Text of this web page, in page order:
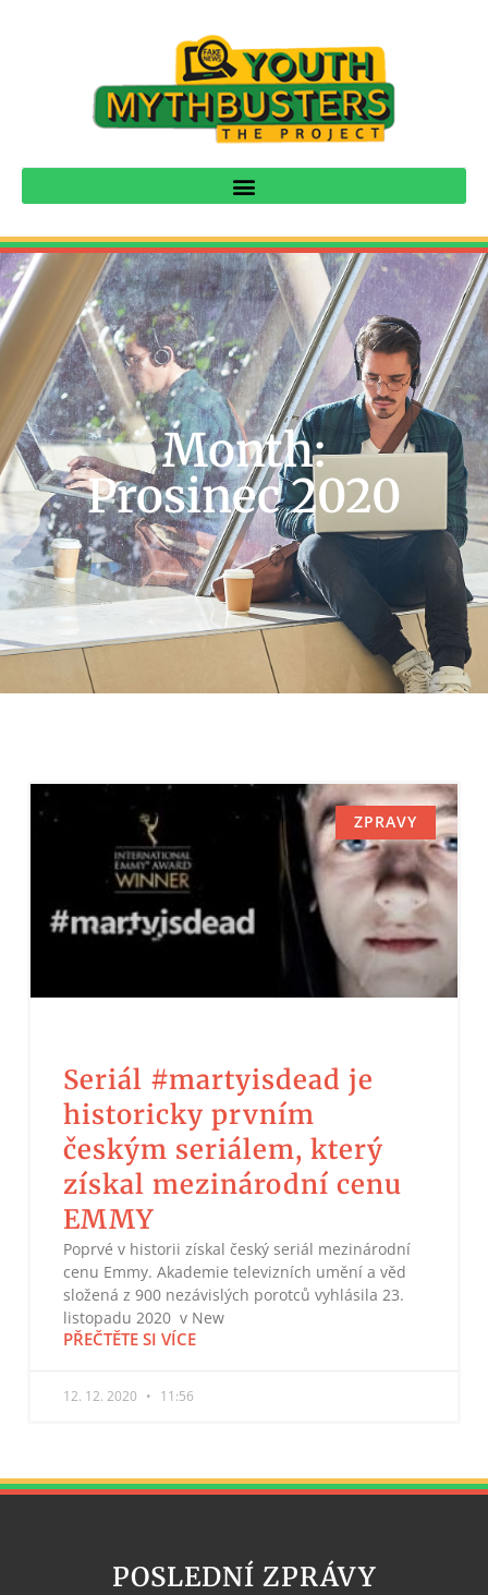
Month:
Prosinec 2020
ZPRAVY
Seriál #martyisdead je
historicky prvním
českým seriálem, který
získal mezinárodní cenu
EMMY
Poprvé v historii získal český seriál mezinárodní
cenu Emmy. Akademie televizních umění a věd
složená z 900 nezávislých porotců vyhlásila 23.
listopadu 2020 v New
PŘEČTĚTE SI VÍCE
12. 12. 2020 11:56
POSLEDNÍ ZPRÁVY